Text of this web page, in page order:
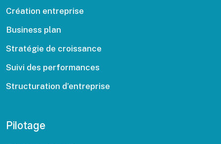
Création entreprise
Business plan
Stratégie de croissance
Suivi des performances
Structuration d’entreprise
Pilotage